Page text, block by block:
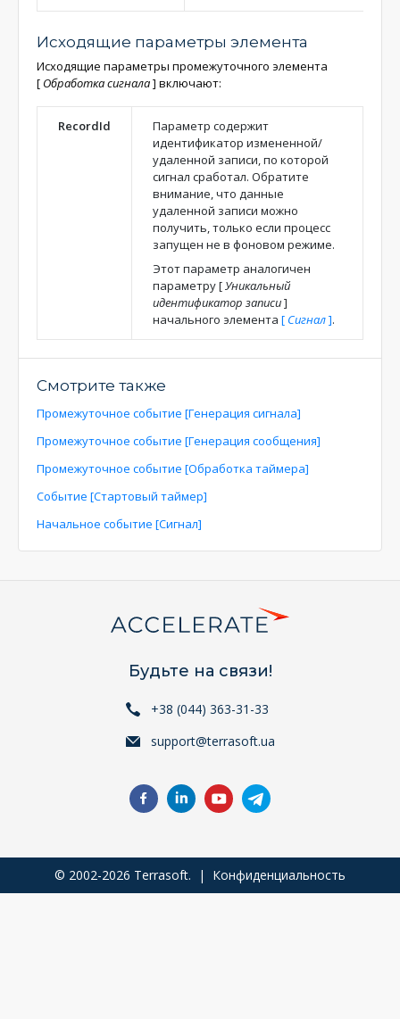
Исходящие параметры элемента
Исходящие параметры промежуточного элемента
[ Обработка сигнала] включают:
RecordId
Параметр содержит
идентификатор измененной/
удаленной записи, по которой
сигнал сработал. Обратите
внимание, что данные
удаленной записи можно
получить, только если процесс
запущен не в фоновом режиме.
Этот параметр аналогичен
параметру[ Уникальный
идентификатор записи]
начального элемента [ Сигнал].
Смотрите также
Промежуточное событие [Генерация сигнала]
Промежуточное событие [Генерация сообщения]
Промежуточное событие [Обработка таймера]
Событие [Стартовый таймер]
Начальное событие [Сигнал]
Будьте на связи!
+38 (044) 363-31-33
support@terrasoft.ua
© 2002-2026 Terrasoft. | Конфиденциальность